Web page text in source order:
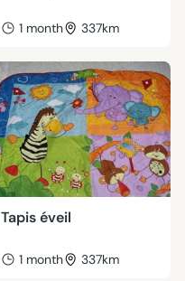
1 month 337km
Tapis éveil
1 month 337km